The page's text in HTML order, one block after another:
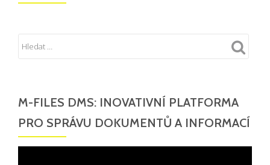
M-FILES DMS: INOVATIVNÍ PLATFORMA
PRO SPRÁVU DOKUMENTŮ A INFORMACÍ